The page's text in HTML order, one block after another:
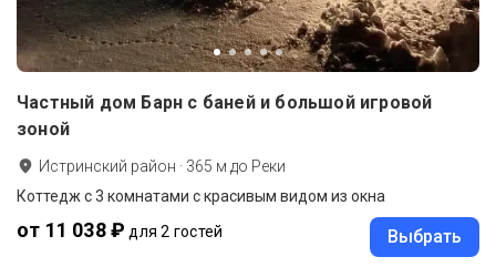
Частный дом Барн с баней и большой игровой
зоной
Истринский район · 365 м до Реки
Коттедж с 3 комнатами с красивым видом из окна
от 11 038 ₽ для 2 гостей Выбрать